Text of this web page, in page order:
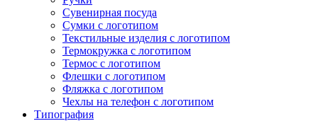
Сувенирная посуда
Сумки с логотипом
Текстильные изделия с логотипом
Термокружка с логотипом
Термос с логотипом
Флешки с логотипом
Фляжка с логотипом
Чехлы на телефон с логотипом
Типография